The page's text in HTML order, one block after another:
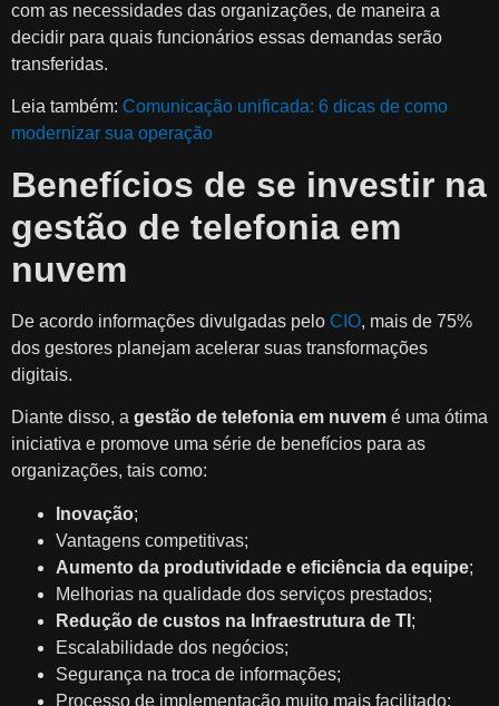
com as necessidades das organizações, de maneira a
decidir para quais funcionários essas demandas serão
transferidas.
Leia também: Comunicação unificada: 6 dicas de como
modernizar sua operação
Benefícios de se investir na
gestão de telefonia em
nuvem
De acordo informações divulgadas pelo CIO, mais de 75%
dos gestores planejam acelerar suas transformações
digitais.
Diante disso, a gestão de telefonia em nuvem é uma ótima
iniciativa e promove uma série de benefícios para as
organizações, tais como:
Inovação;
Vantagens competitivas;
Aumento da produtividade e eficiência da equipe;
Melhorias na qualidade dos serviços prestados;
Redução de custos na Infraestrutura de TI ;
Escalabilidade dos negócios;
Segurança na troca de informações;
Processo de implementação muito mais facilitado;